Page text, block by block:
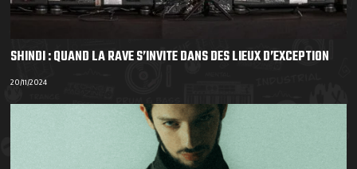
SHINDI : QUAND LA RAVE S’INVITE DANS DES LIEUX D’EXCEPTION
20/11/2024